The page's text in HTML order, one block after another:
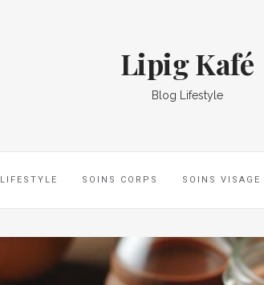
Lipig Kafé
Blog Lifestyle
LIFESTYLE SOINS CORPS SOINS VISAGE